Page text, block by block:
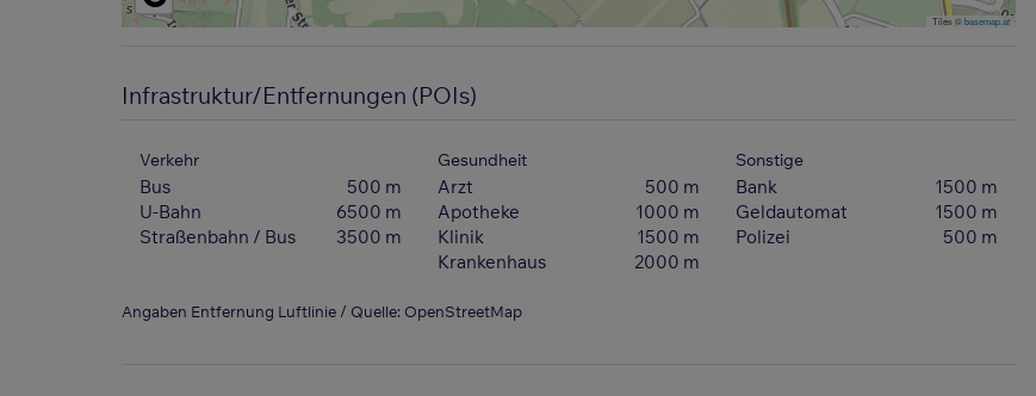
Tiles ©basemap.at
Infrastruktur/Entfernungen (POIs)
Verkehr
Bus
500 m
U-Bahn
6500 m
Straßenbahn / Bus
3500 m
Gesundheit
Arzt
500 m
Apotheke
1000 m
Klinik
1500 m
Krankenhaus
2000 m
Sonstige
Bank
1500 m
Geldautomat
1500 m
Polizei
500 m
Angaben Entfernung Luftlinie / Quelle: OpenStreetMap